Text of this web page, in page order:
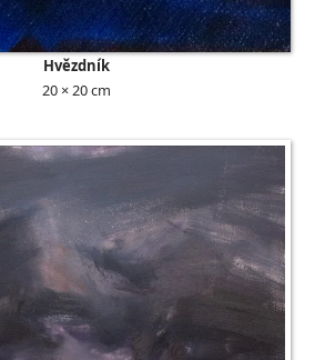
Hvězdník
20 × 20 cm